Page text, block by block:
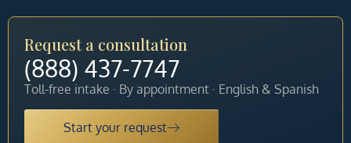
Request a consultation
(888) 437-7747
Toll-free intake · By appointment · English & Spanish
Start your request